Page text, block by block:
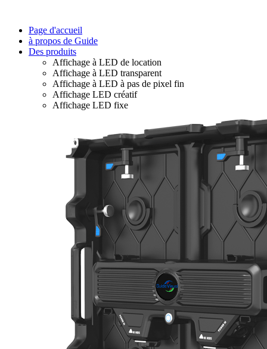
Page d'accueil
à propos de Guide
Des produits
Affichage à LED de location
Affichage à LED transparent
Affichage à LED à pas de pixel fin
Affichage LED créatif
Affichage LED fixe